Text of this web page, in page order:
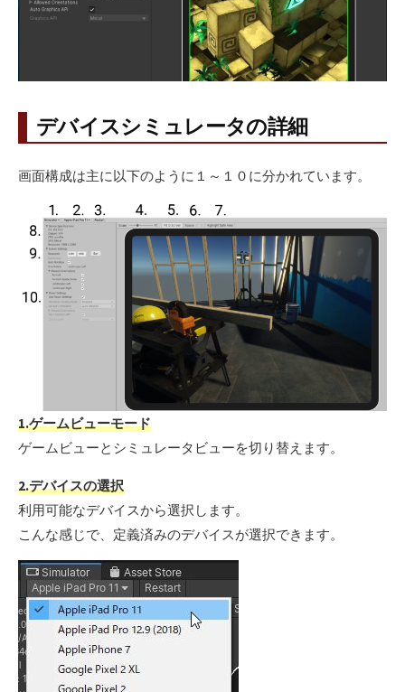
デバイスシミュレータの詳細
画面構成は主に以下のように１～１０に分かれています。
1.ゲームビューモード
ゲームビューとシミュレータビューを切り替えます。
2.デバイスの選択
利用可能なデバイスから選択します。
こんな感じで、定義済みのデバイスが選択できます。